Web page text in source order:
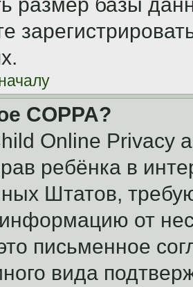
COPPA?
Online Privacy
ребёнка в
Штатов,
от
письменное
вида